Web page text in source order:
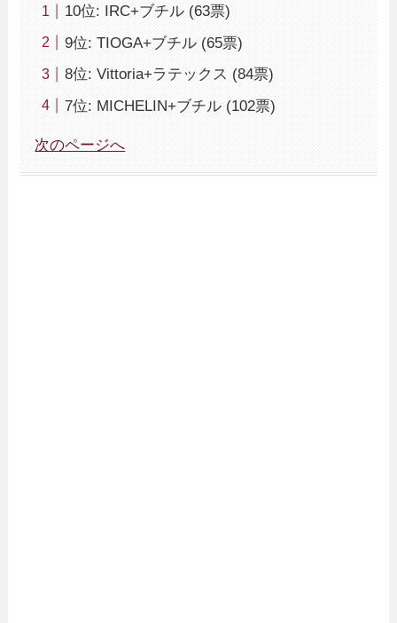
10位: IRC+ブチル (63票)
9位: TIOGA+ブチル (65票)
8位: Vittoria+ラテックス (84票)
7位: MICHELIN+ブチル (102票)
次のページへ